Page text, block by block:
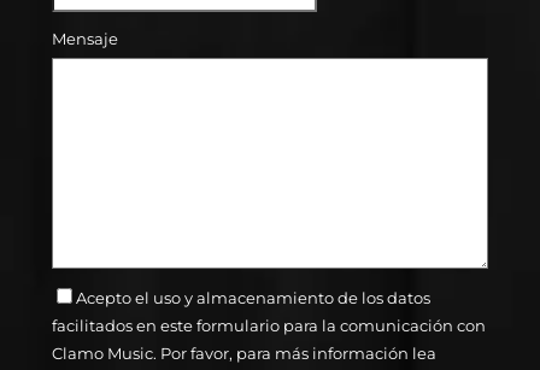
Mensaje
Acepto el uso y almacenamiento de los datos
facilitados en este formulario para la comunicación con
Clamo Music. Por favor, para más información lea